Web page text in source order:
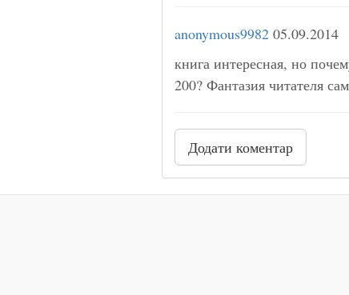
anonymous9982 05.09.2014
книга интересная, но
200? Фантазия читателя
Додати коментар